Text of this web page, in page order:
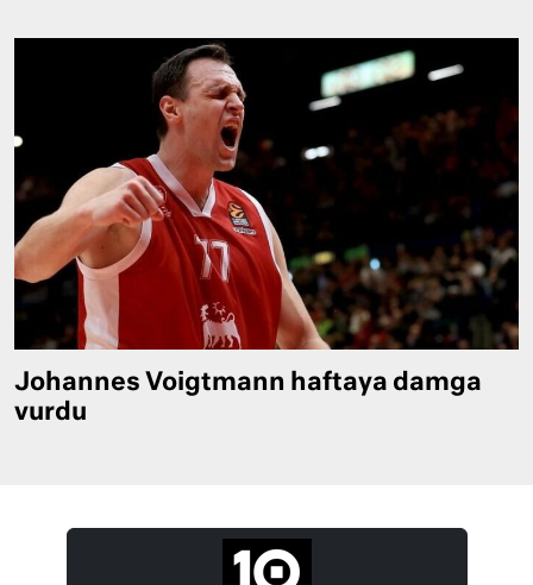
Johannes Voigtmann haftaya damga
vurdu